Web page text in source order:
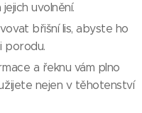
uvolnění.
břišní lis, abyste ho
porodu.
a řeknu vám plno
nejen v těhotenství